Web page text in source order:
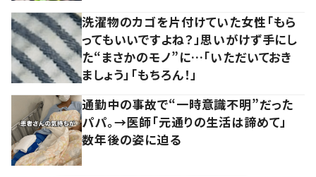
洗濯物のカゴを片付けていた女性「もら
ってもいいですよね？」思いがけず手にし
た“まさかのモノ”に…「いただいておき
ましょう」「もちろん！」
通勤中の事故で“一時意識不明”だった
パパ。→医師「元通りの生活は諦めて」
数年後の姿に迫る